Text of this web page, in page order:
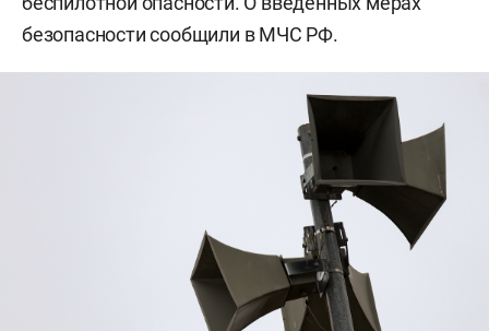
безопасности сообщили в МЧС РФ.